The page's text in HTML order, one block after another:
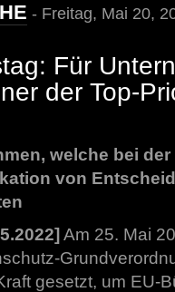
- Freitag, Mai 20,
Für
der Top-
welche bei
von
Am 25. Mai
gesetzt, um EU-